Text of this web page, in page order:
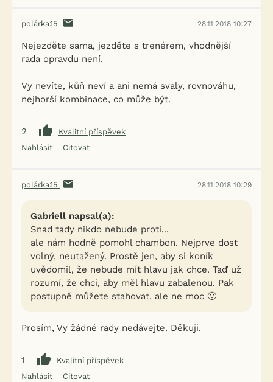
polárka.15 28.11.2018 10:27
Nejezděte sama, jezděte s trenérem, vhodnější
rada opravdu není.
Vy nevíte, kůň neví a ani nemá svaly, rovnováhu,
nejhorší kombinace, co může být.
2
Kvalitní příspěvek
Nahlásit
Citovat
polárka.15 28.11.2018 10:29
Gabriell napsal(a):
Snad tady nikdo nebude proti...
ale nám hodně pomohl chambon. Nejprve dost
volný, neutažený. Prostě jen, aby si koník
uvědomil, že nebude mít hlavu jak chce. Taď už
rozumí, že chci, aby měl hlavu zabalenou. Pak
postupně můžete stahovat, ale ne moc 🙂
Prosím, Vy žádné rady nedávejte. Děkuji.
1
Kvalitní příspěvek
Nahlásit
Citovat